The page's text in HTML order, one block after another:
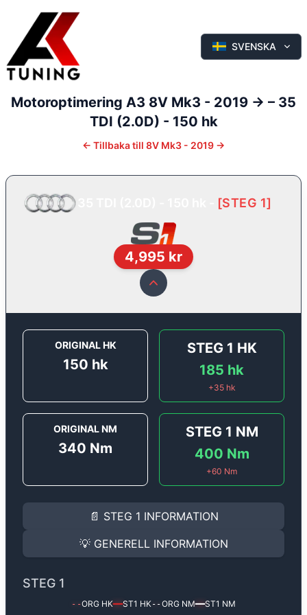
SVENSKA
Motoroptimering A3 8V Mk3 - 2019 -> – 35
TDI (2.0D) - 150 hk
← Tillbaka till 8V Mk3 - 2019 ->
[STEG 1]
4,995 kr
ORIGINAL HK
150 hk
STEG 1 HK
185 hk
+35hk
ORIGINAL NM
340 Nm
STEG 1 NM
400 Nm
+60 Nm
📄 STEG 1 INFORMATION
INFORMATION
Steg 1
Audi A3 35 TDI (2.0D) -
Effekten ökar från150 hktill185 hkoch
(+35 hk & +60 Nm).
Ger mer effekt, högre vridmoment, lägre
Steg 1 mjukvara justerar vi ett antal
💡 GENERELL INFORMATION
✅ All mjukvara är skräddarsydd för din bil
✅ Felsökning inann samt efter optimering
STEG 1
--ORG HK━━ST1 HK--ORG NM━━ST1 NM